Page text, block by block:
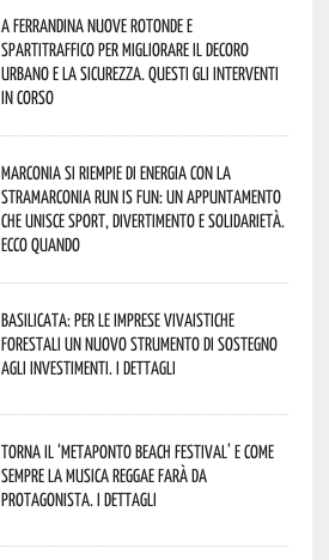
A Ferrandina nuove rotonde e
spartitraffico per migliorare il decoro
urbano e la sicurezza. Questi gli interventi
in corso
Marconia si riempie di energia con la
StraMarconia Run is Fun: un appuntamento
che unisce sport, divertimento e solidarietà.
Ecco quando
Basilicata: per le imprese vivaistiche
forestali un nuovo strumento di sostegno
agli investimenti. I dettagli
Torna il ‘Metaponto beach festival’ e come
sempre la musica reggae farà da
protagonista. I dettagli